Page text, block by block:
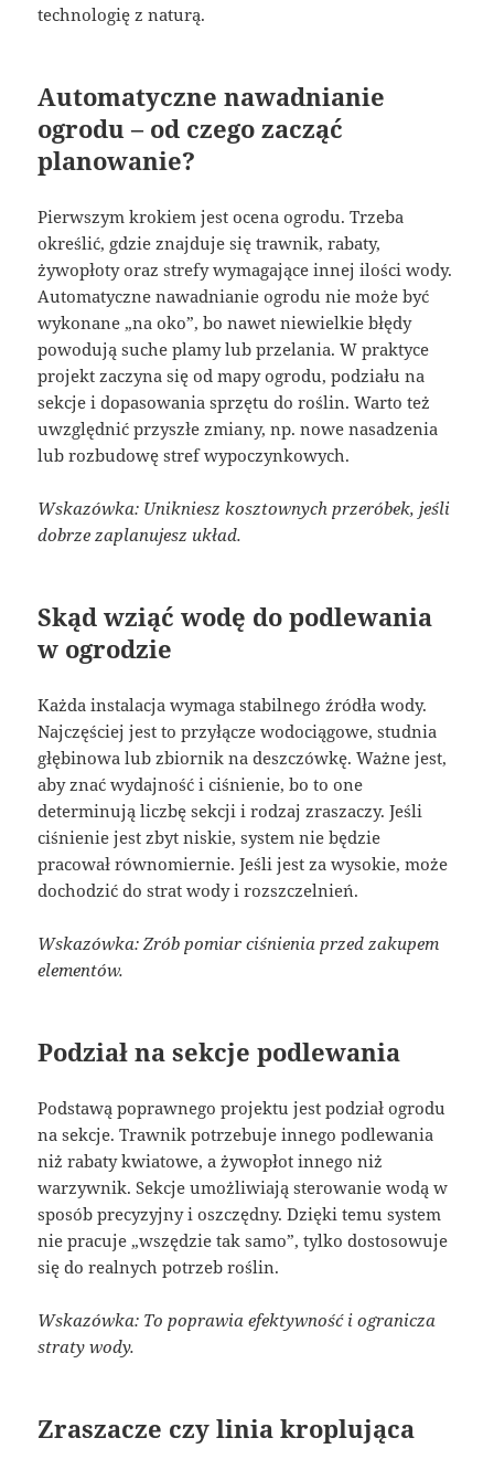
technologię z naturą.
Automatyczne nawadnianie
ogrodu – od czego zacząć
planowanie?
Pierwszym krokiem jest ocena ogrodu. Trzeba
określić, gdzie znajduje się trawnik, rabaty,
żywopłoty oraz strefy wymagające innej ilości wody.
Automatyczne nawadnianie ogrodu nie może być
wykonane „na oko”, bo nawet niewielkie błędy
powodują suche plamy lub przelania. W praktyce
projekt zaczyna się od mapy ogrodu, podziału na
sekcje i dopasowania sprzętu do roślin. Warto też
uwzględnić przyszłe zmiany, np. nowe nasadzenia
lub rozbudowę stref wypoczynkowych.
Wskazówka: Unikniesz kosztownych przeróbek, jeśli
dobrze zaplanujesz układ.
Skąd wziąć wodę do podlewania
w ogrodzie
Każda instalacja wymaga stabilnego źródła wody.
Najczęściej jest to przyłącze wodociągowe, studnia
głębinowa lub zbiornik na deszczówkę. Ważne jest,
aby znać wydajność i ciśnienie, bo to one
determinują liczbę sekcji i rodzaj zraszaczy. Jeśli
ciśnienie jest zbyt niskie, system nie będzie
pracował równomiernie. Jeśli jest za wysokie, może
dochodzić do strat wody i rozszczelnień.
Wskazówka: Zrób pomiar ciśnienia przed zakupem
elementów.
Podział na sekcje podlewania
Podstawą poprawnego projektu jest podział ogrodu
na sekcje. Trawnik potrzebuje innego podlewania
niż rabaty kwiatowe, a żywopłot innego niż
warzywnik. Sekcje umożliwiają sterowanie wodą w
sposób precyzyjny i oszczędny. Dzięki temu system
nie pracuje „wszędzie tak samo”, tylko dostosowuje
się do realnych potrzeb roślin.
Wskazówka: To poprawia efektywność i ogranicza
straty wody.
Zraszacze czy linia kroplująca